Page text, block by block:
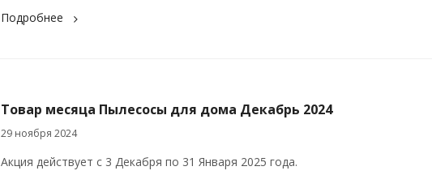
Подробнее
Товар месяца Пылесосы для дома Декабрь 2024
29 ноября 2024
Акция действует с 3 Декабря по 31 Января 2025 года.